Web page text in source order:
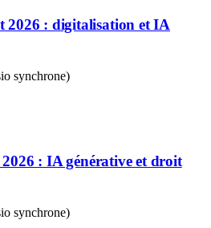
2026 : digitalisation et IA
synchrone)
: IA générative et droit
synchrone)